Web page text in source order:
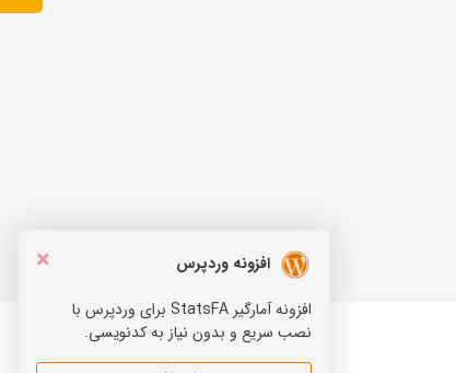
×
افزونه وردپرس
افزونه آمارگیر StatsFA برای وردپرس با
نصب سریع و بدون نیاز به کدنویسی.